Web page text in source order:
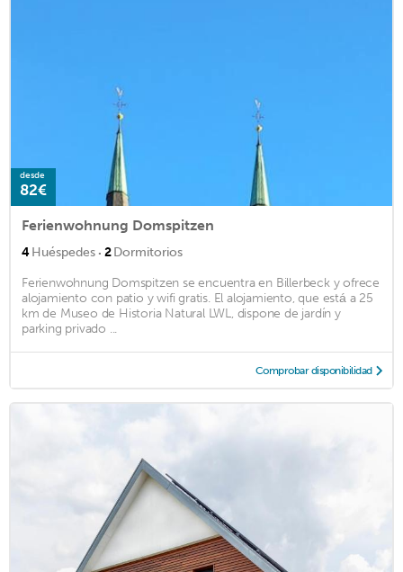
desde
82€
Ferienwohnung Domspitzen
4Huéspedes · 2Dormitorios
Ferienwohnung Domspitzen se encuentra en Billerbeck y ofrece
alojamiento con patio y wifi gratis. El alojamiento, que está a 25
km de Museo de Historia Natural LWL, dispone de jardín y
parking privado ...
Comprobar disponibilidad